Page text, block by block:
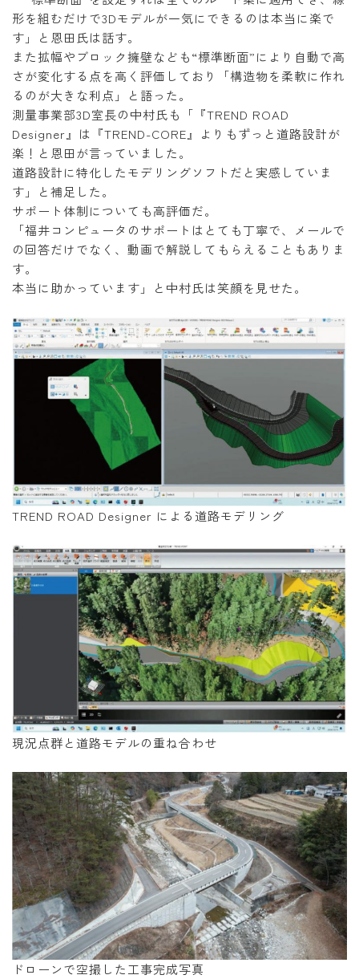
形を組むだけで3Dモデルが一気にできるのは本当に楽で
す」と恩田氏は話す。
また拡幅やブロック擁壁なども“標準断面”により自動で高
さが変化する点を高く評価しており「構造物を柔軟に作れ
るのが大きな利点」と語った。
測量事業部3D室長の中村氏も「『TREND ROAD
Designer』は『TREND-CORE』よりもずっと道路設計が
楽！と恩田が言っていました。
道路設計に特化したモデリングソフトだと実感していま
す」と補足した。
サポート体制についても高評価だ。
「福井コンピュータのサポートはとても丁寧で、メールで
の回答だけでなく、動画で解説してもらえることもありま
す。
本当に助かっています」と中村氏は笑顔を見せた。
TREND ROAD Designer による道路モデリング
現況点群と道路モデルの重ね合わせ
ドローンで空撮した工事完成写真